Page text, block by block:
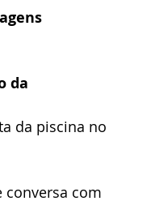
da
da piscina no
com